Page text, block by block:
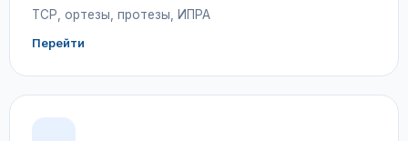
ТСР, ортезы, протезы, ИПРА
Перейти